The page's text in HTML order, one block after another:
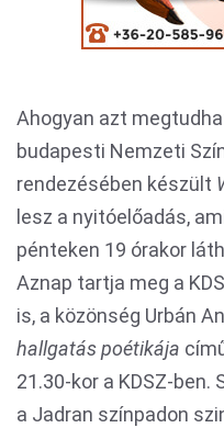
Ahogyan azt
budapesti Nemzeti
rendezésében készült
lesz a nyitóelőadás,
pénteken 19 órakor
Aznap tartja meg a
is, a közönség Urbán
hallgatás poétikája
21.30-kor a KDSZ-ben.
a Jadran színpadon